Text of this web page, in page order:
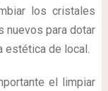
los cristales
nuevos para dotar
estética de local.
el limpiar